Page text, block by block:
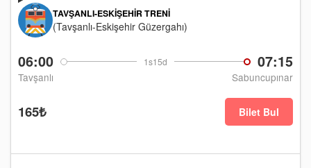
06:00 1s15d 07:15
Tavşanlı Sabuncupınar
TAVŞANLI-ESKIŞEHIR TRENI
(Tavşanlı-Eskişehir Güzergahı)
165₺ Bilet Bul